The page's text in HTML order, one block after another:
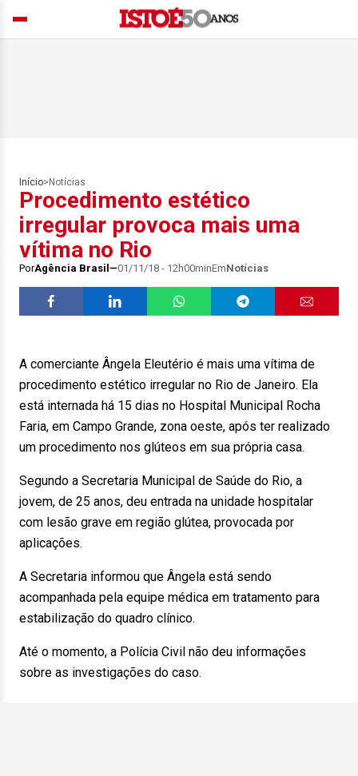
Início> Notícias
Procedimento estético
irregular provoca mais uma
vítima no Rio
PorAgência Brasil 01/11/18 - 12h00minEmNotícias
A comerciante Ângela Eleutério é mais uma vítima de
procedimento estético irregular no Rio de Janeiro. Ela
está internada há 15 dias no Hospital Municipal Rocha
Faria, em Campo Grande, zona oeste, após ter realizado
um procedimento nos glúteos em sua própria casa.
Segundo a Secretaria Municipal de Saúde do Rio, a
jovem, de 25 anos, deu entrada na unidade hospitalar
com lesão grave em região glútea, provocada por
aplicações.
A Secretaria informou que Ângela está sendo
acompanhada pela equipe médica em tratamento para
estabilização do quadro clínico.
Até o momento, a Polícia Civil não deu informações
sobre as investigações do caso.